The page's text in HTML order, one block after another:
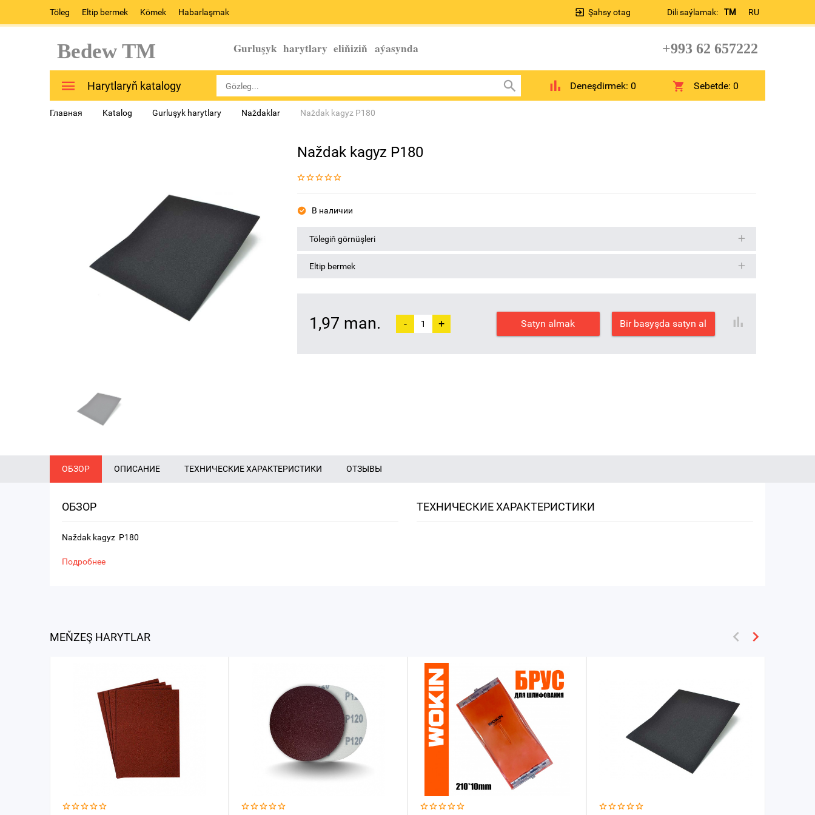
Töleg Eltip bermek Kömek Habarlaşmak Dili saýlamak: TM RU
Şahsy otag
Bedew TM Gurluşyk harytlary eliňiziň aýasynda +993 62 657222
Harytlaryň katalogy Deneşdirmek: 0 Sebetde:0
Главная Katalog Gurluşyk harytlary Naždaklar Naždak kagyz P180
Naždak kagyz P180
В наличии
Tölegiň görnüşleri
Eltip bermek
1,97 man. - + Satyn almak Bir basyşda satyn al
ОБЗОР ОПИСАНИЕ ТЕХНИЧЕСКИЕ ХАРАКТЕРИСТИКИ ОТЗЫВЫ
ОБЗОР
Naždak kagyz P180
Подробнее
ТЕХНИЧЕСКИЕ ХАРАКТЕРИСТИКИ
MEŇZEŞ HARYTLAR